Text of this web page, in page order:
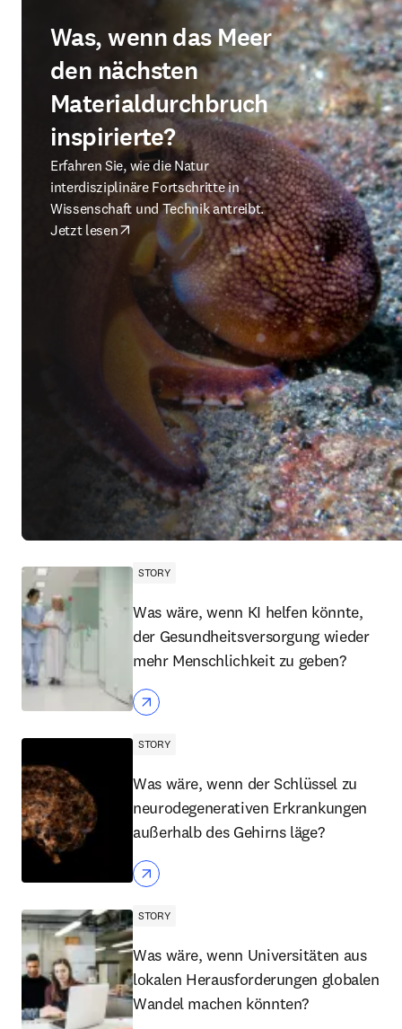
Was, wenn das Meer
den nächsten
Materialdurchbruch
inspirierte?
Erfahren Sie, wie die Natur
interdisziplinäre Fortschritte in
Wissenschaft und Technik antreibt.
Jetzt lesen
STORY
Was wäre, wenn KI helfen könnte,
der Gesundheitsversorgung wieder
mehr Menschlichkeit zu geben?
STORY
Was wäre, wenn der Schlüssel zu
neurodegenerativen Erkrankungen
außerhalb des Gehirns läge?
STORY
Was wäre, wenn Universitäten aus
lokalen Herausforderungen globalen
Wandel machen könnten?